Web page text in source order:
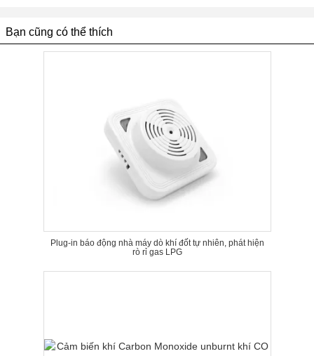
Bạn cũng có thể thích
Plug-in báo động nhà máy dò khí đốt tự nhiên, phát hiện
rò rỉ gas LPG